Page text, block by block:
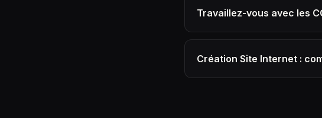
Travaillez-vous avec les
Création Site Internet :